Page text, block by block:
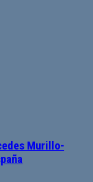
Murillo-